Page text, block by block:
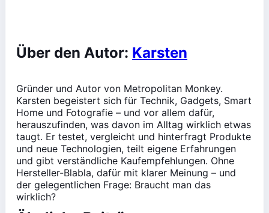
Über den Autor: Karsten
Gründer und Autor von Metropolitan Monkey.
Karsten begeistert sich für Technik, Gadgets, Smart
Home und Fotografie – und vor allem dafür,
herauszufinden, was davon im Alltag wirklich etwas
taugt. Er testet, vergleicht und hinterfragt Produkte
und neue Technologien, teilt eigene Erfahrungen
und gibt verständliche Kaufempfehlungen. Ohne
Hersteller-Blabla, dafür mit klarer Meinung – und
der gelegentlichen Frage: Braucht man das
wirklich?